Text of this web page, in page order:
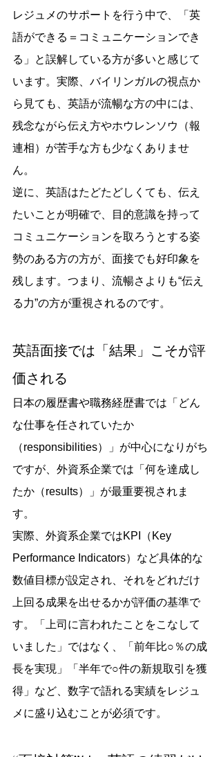
レジュメのサポートを行う中で、「英
語ができる＝コミュニケーションでき
る」と誤解している方が多いと感じて
います。実際、バイリンガルの視点か
ら見ても、英語が流暢な方の中には、
残念ながら伝え方やホウレンソウ（報
連相）が苦手な方も少なくありませ
ん。
逆に、英語はたどたどしくても、伝え
たいことが明確で、目的意識を持って
コミュニケーションを取ろうとする姿
勢のある方の方が、面接でも好印象を
残します。つまり、流暢さよりも“伝え
る力”の方が重視されるのです。
英語面接では「結果」こそが評
価される
日本の履歴書や職務経歴書では「どん
な仕事を任されていたか
（responsibilities）」が中心になりがち
ですが、外資系企業では「何を達成し
たか（results）」が最重要視されま
す。
実際、外資系企業ではKPI（Key
Performance Indicators）など具体的な
数値目標が設定され、それをどれだけ
上回る成果を出せるかが評価の基準で
す。「上司に言われたことをこなして
いました」ではなく、「前年比○％の成
長を実現」「半年で○件の新規取引を獲
得」など、数字で語れる実績をレジュ
メに盛り込むことが必須です。